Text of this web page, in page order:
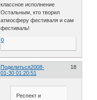
классное исполнение
Остальным, кто творил
атмосферу фестиваля и сам
фестиваль!
0
Поделиться 18
2008-
01-30 01:20:51
Респект и